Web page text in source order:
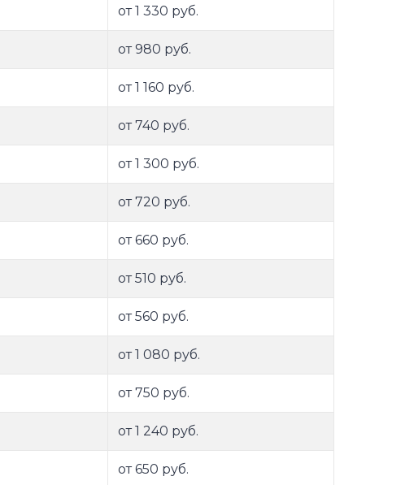
от 1 330 руб.
от 980 руб.
от 1 160 руб.
от 740 руб.
от 1 300 руб.
от 720 руб.
от 660 руб.
от 510 руб.
от 560 руб.
от 1 080 руб.
от 750 руб.
от 1 240 руб.
от 650 руб.